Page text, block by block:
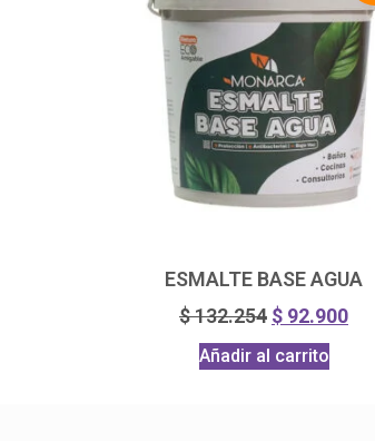
ESMALTE BASE AGUA
$132.254 $ 92.900
Añadir al carrito